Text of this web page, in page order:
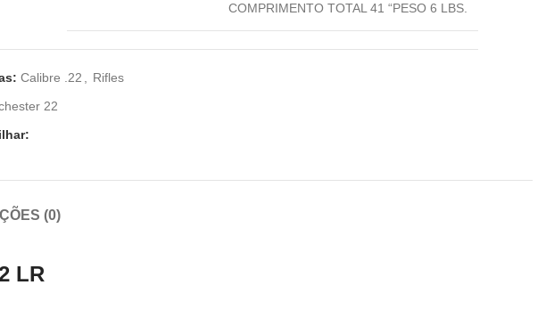
COMPRIMENTO TOTAL 41 “PESO 6 LBS.
Calibre .22
Rifles
22
(0)
LR